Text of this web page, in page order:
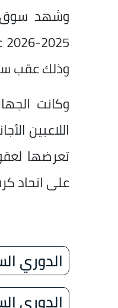
وشهد سوق
وذلك عقب
وكانت
اللاعبين
تعرضها
على اتحاد
الدوري
الدوري